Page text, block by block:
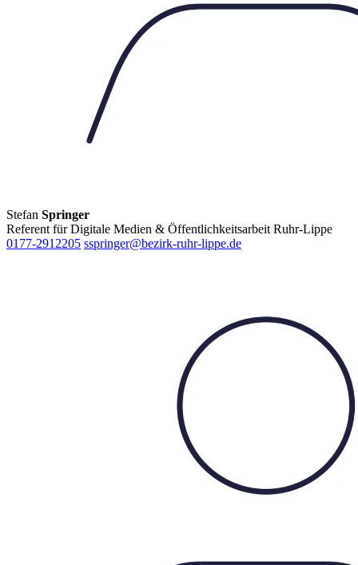
Stefan Springer
Referent für Digitale Medien & Öffentlichkeitsarbeit Ruhr-Lippe
0177-2912205 sspringer@bezirk-ruhr-lippe.de